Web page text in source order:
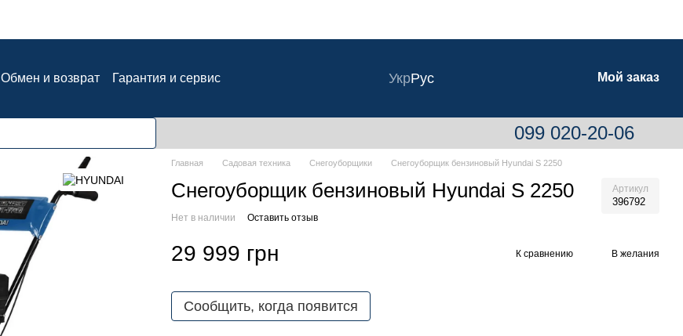
Обмен и возврат
Гарантия и сервис
УкрРус Мой заказ
099 020-20-06
Главная Садовая техника Снегоуборщики Снегоуборщик бензиновый Hyundai S 2250
Снегоуборщик бензиновый Hyundai S 2250 Артикул
396792
Нет в наличии Оставить отзыв
29 999 грн К сравнению В желания
Сообщить, когда появится